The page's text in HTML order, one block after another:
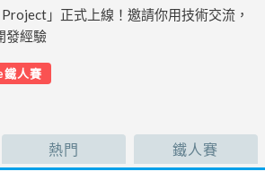
」正式上線！邀請你用技術交流，
發經驗
人賽
熱門 鐵人賽